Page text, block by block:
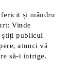
și mândru
Vinde
știți publicul
atunci vă
să-i intrige.